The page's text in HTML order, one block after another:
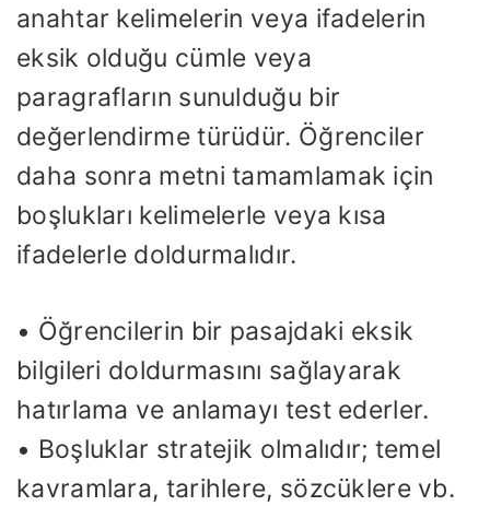
anahtar kelimelerin veya ifadelerin
eksik olduğu cümle veya
paragrafların sunulduğu bir
değerlendirme türüdür. Öğrenciler
daha sonra metni tamamlamak için
boşlukları kelimelerle veya kısa
ifadelerle doldurmalıdır.
• Öğrencilerin bir pasajdaki eksik
bilgileri doldurmasını sağlayarak
hatırlama ve anlamayı test ederler.
• Boşluklar stratejik olmalıdır; temel
kavramlara, tarihlere, sözcüklere vb.